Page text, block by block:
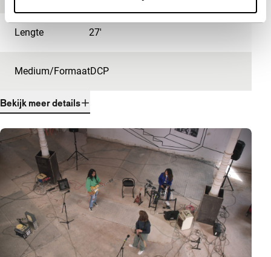
Lengte 27'
Medium/FormaatDCP
Bekijk meer details